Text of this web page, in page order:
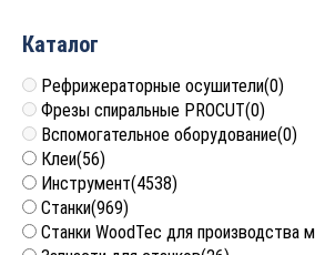
Каталог
Рефрижераторные осушители(0)
Фрезы спиральные PROCUT(0)
Вспомогательное оборудование(0)
Клеи(56)
Инструмент(4538)
Станки(969)
Станки WoodTec для производства